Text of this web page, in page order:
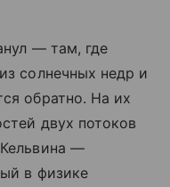
— там, где
солнечных недр и
обратно. На их
двух потоков
—
в физике